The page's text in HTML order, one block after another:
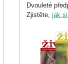
Dvouleté
Zjistěte, jak